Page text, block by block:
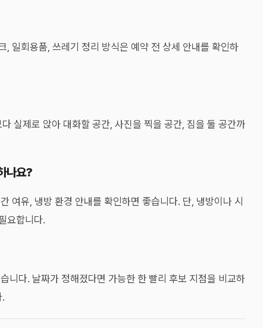
, 일회용품, 쓰레기 정리 방식은 예약 전 상세 안내를 확인하
실제로 앉아 대화할 공간, 사진을 찍을 공간, 짐을 둘 공간까
나요?
여유, 냉방 환경 안내를 확인하면 좋습니다. 단, 냉방이나 시
요합니다.
니다. 날짜가 정해졌다면 가능한 한 빨리 후보 지점을 비교하